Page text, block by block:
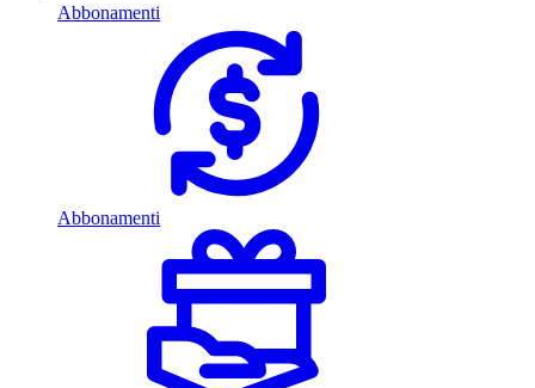
Abbonamenti
Abbonamenti